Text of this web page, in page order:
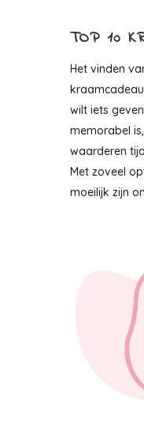
TOP 10
Het vinden
wilt iets
memorabel
waarderen
Met zoveel
moeilijk zijn